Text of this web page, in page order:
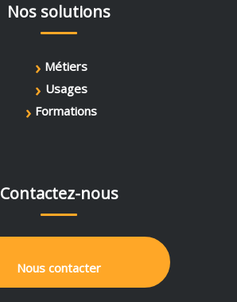
Nos solutions
› Métiers
› Usages
› Formations
Contactez-nous
Nous contacter